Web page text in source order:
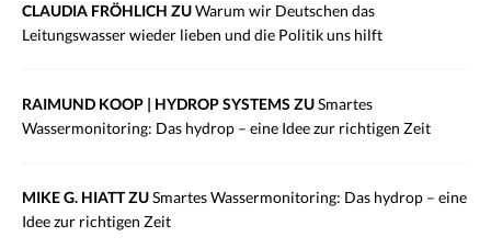
CLAUDIA FRÖHLICH ZUWarum wir Deutschen das
Leitungswasser wieder lieben und die Politik uns hilft
RAIMUND KOOP | HYDROP SYSTEMS ZUSmartes
Wassermonitoring: Das hydrop – eine Idee zur richtigen Zeit
MIKE G. HIATT ZUSmartes Wassermonitoring: Das hydrop – eine
Idee zur richtigen Zeit